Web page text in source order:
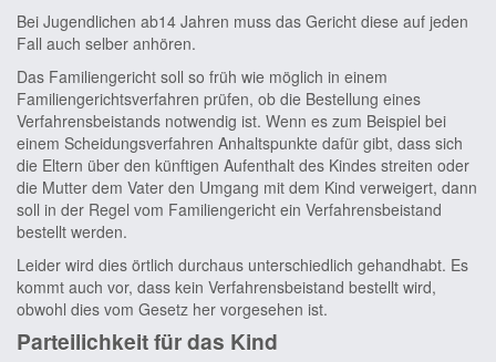
Bei Jugendlichen ab14 Jahren muss das Gericht diese auf jeden
Fall auch selber anhören.
Das Familiengericht soll so früh wie möglich in einem
Familiengerichtsverfahren prüfen, ob die Bestellung eines
Verfahrensbeistands notwendig ist. Wenn es zum Beispiel bei
einem Scheidungsverfahren Anhaltspunkte dafür gibt, dass sich
die Eltern über den künftigen Aufenthalt des Kindes streiten oder
die Mutter dem Vater den Umgang mit dem Kind verweigert, dann
soll in der Regel vom Familiengericht ein Verfahrensbeistand
bestellt werden.
Leider wird dies örtlich durchaus unterschiedlich gehandhabt. Es
kommt auch vor, dass kein Verfahrensbeistand bestellt wird,
obwohl dies vom Gesetz her vorgesehen ist.
Parteilichkeit für das Kind